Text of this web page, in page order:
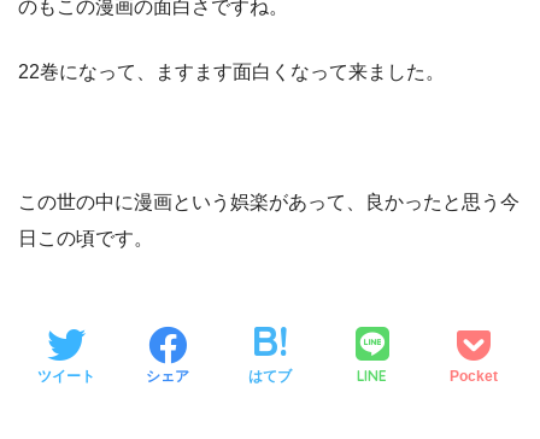
のもこの漫画の面白さですね。
22巻になって、ますます面白くなって来ました。
この世の中に漫画という娯楽があって、良かったと思う今
日この頃です。
ツイート シェア はてブ LINE Pocket